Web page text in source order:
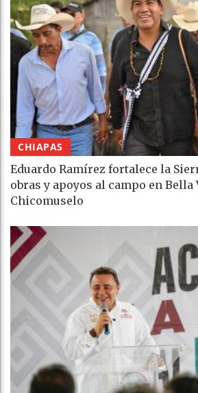
CHIAPAS
Eduardo Ramírez fortalece la
obras y apoyos al campo en Bella
Chicomuselo